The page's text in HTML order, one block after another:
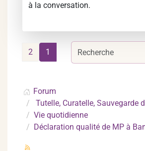
à la conversation.
1
2
Forum
Tutelle, Curatelle, Sauvegarde
Vie quotidienne
Déclaration qualité de MP à